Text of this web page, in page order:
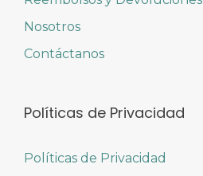
Nosotros
Contáctanos
Políticas de Privacidad
Políticas de Privacidad